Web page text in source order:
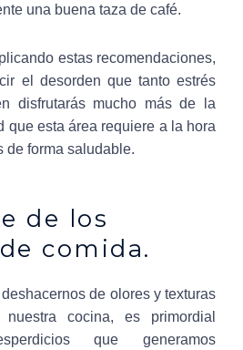
una buena taza de café.
estas recomendaciones,
el desorden que tanto estrés
disfrutarás mucho más de la
que esta área requiere a la hora
de forma saludable.
de los
comida.
de olores y texturas
cocina, es primordial
que generamos